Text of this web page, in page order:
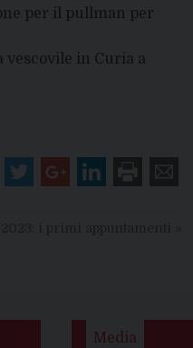
per il pullman per
vescovile in Curia a
Media